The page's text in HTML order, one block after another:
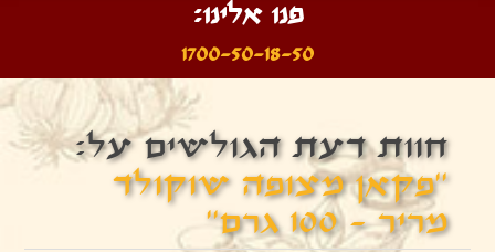
פנו אלינו:
1700-50-18-50
חוות דעת הגולשים על:
פקאן מצופה שוקולד
מריר - 100 גרם